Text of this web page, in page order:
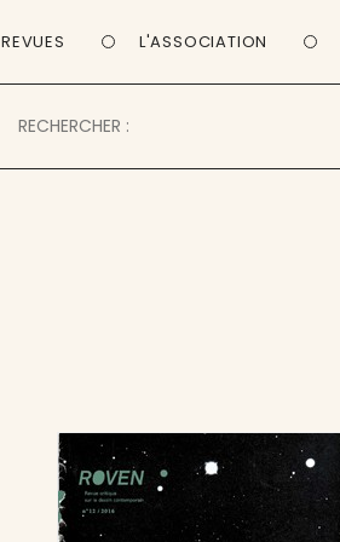
REVUES L'ASSOCIATION